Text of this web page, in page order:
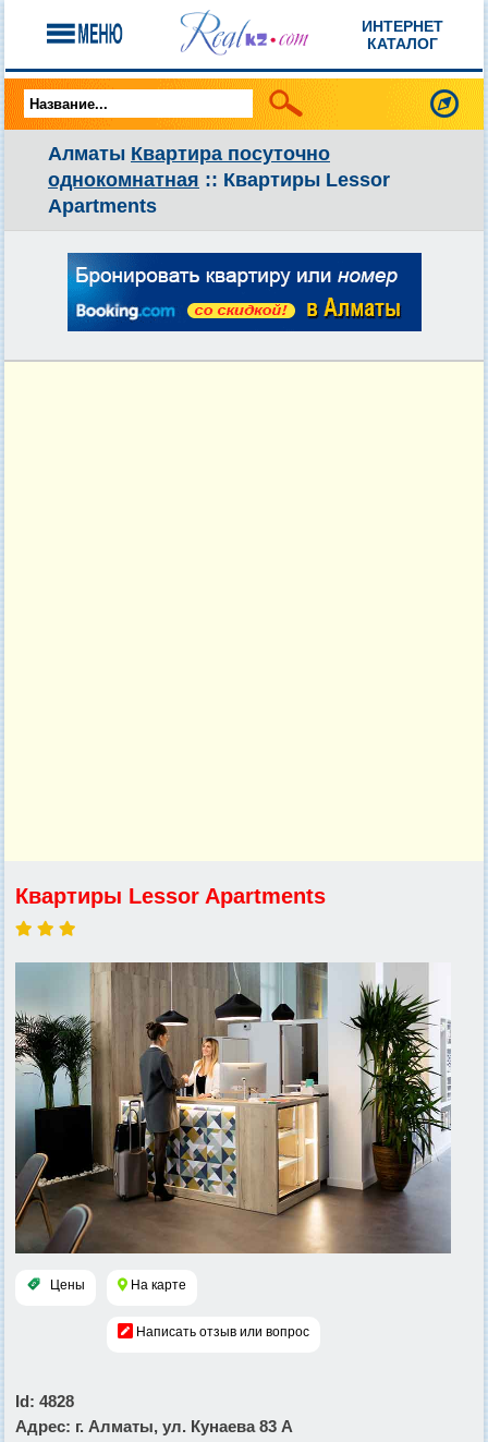
ИНТЕРНЕТ
КАТАЛОГ
Алматы Квартира посуточно
однокомнатная :: Квартиры Lessor
Apartments
Квартиры Lessor Apartments
Цены На карте
Написать отзыв или вопрос
Id: 4828
Адрес: г. Алматы, ул. Кунаева 83 А